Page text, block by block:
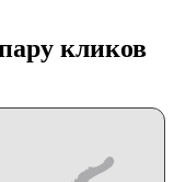
кликов